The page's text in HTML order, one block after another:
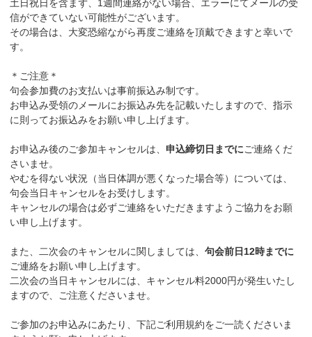
土日祝日を含まず、1週間連絡がない場合、エラーにてメールの受
信ができていない可能性がございます。
その場合は、大変恐縮ながら再度ご連絡を頂戴できますと幸いで
す。
＊ご注意＊
句会参加費のお支払いは事前振込み制です。
お申込み受領のメールにお振込み先を記載いたしますので、指示
に則ってお振込みをお願い申し上げます。
お申込み後のご参加キャンセルは、申込締切日までにご連絡くだ
さいませ。
やむを得ない状況（当日体調が悪くなった場合等）については、
句会当日キャンセルをお受けします。
キャンセルの場合は必ずご連絡をいただきますようご協力をお願
い申し上げます。
また、二次会のキャンセルに関しましては、句会前日12時までに
ご連絡をお願い申し上げます。
二次会の当日キャンセルには、キャンセル料2000円が発生いたし
ますので、ご注意くださいませ。
ご参加のお申込みにあたり、下記ご利用規約をご一読くださいま